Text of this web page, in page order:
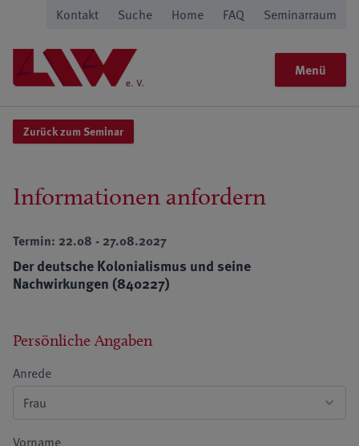
Kontakt Suche Home FAQ Seminarraum
Menü
Zurück zum Seminar
Informationen anfordern
Termin: 22.08 - 27.08.2027
Der deutsche Kolonialismus und seine
Nachwirkungen (840227)
Persönliche Angaben
Anrede
Vorname